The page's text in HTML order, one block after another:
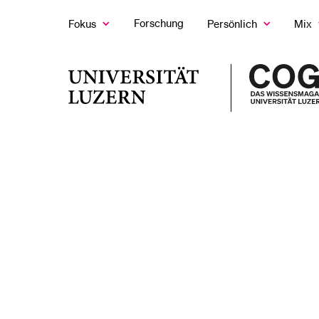
FokusZeige
Forschung Persönlich
Zeige
Untermenü
Mix
Universität
Sie haben noch keine Suche getätigt.